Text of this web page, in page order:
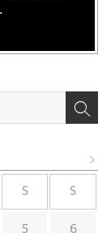
S S
5 6